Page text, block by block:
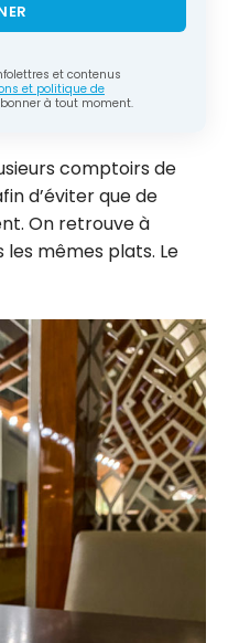
et contenus
et politique de
à tout moment.
comptoirs de
d’éviter que de
On retrouve à
mêmes plats. Le